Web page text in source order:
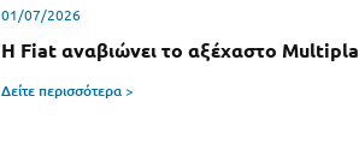
01/07/2026
Η Fiat αναβιώνει το αξέχαστο Multipla
Δείτε περισσότερα >